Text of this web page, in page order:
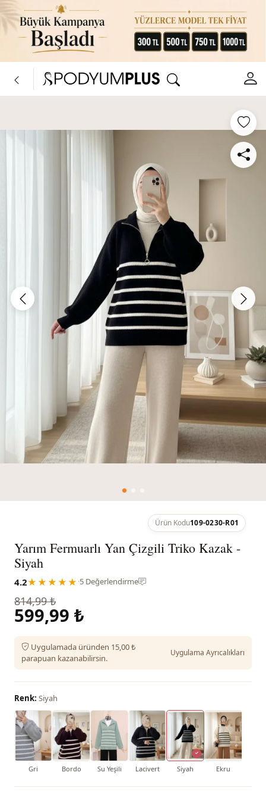
Ürün Kodu109-0230-R01
Yarım Fermuarlı Yan Çizgili Triko Kazak -
Siyah
4.2★★★★★ ·5 Değerlendirme
814,99 ₺
599,99 ₺
Uygulamada üründen 15,00 ₺
parapuan kazanabilirsin.
Uygulama Ayrıcalıkları
Renk: Siyah
Gri Bordo Su Yeşili Lacivert Siyah Ekru